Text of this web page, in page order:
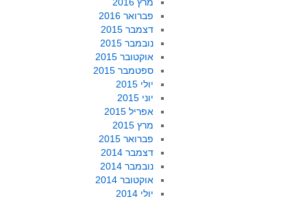
פברואר 2016
דצמבר 2015
נובמבר 2015
אוקטובר 2015
ספטמבר 2015
יולי 2015
יוני 2015
אפריל 2015
מרץ 2015
פברואר 2015
דצמבר 2014
נובמבר 2014
אוקטובר 2014
יולי 2014